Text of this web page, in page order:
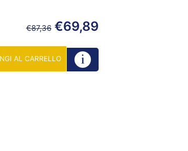
€87,36 €69,89
AL CARRELLO